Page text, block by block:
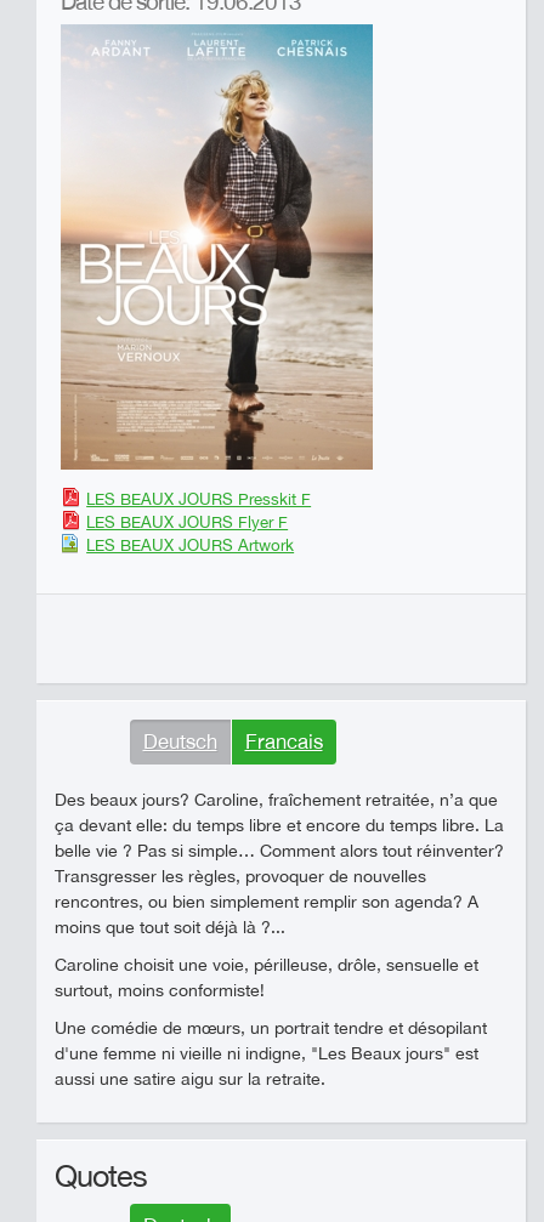
LES BEAUX JOURS Presskit F
LES BEAUX JOURS Flyer F
LES BEAUX JOURS Artwork
Deutsch Francais
Des beaux jours? Caroline, fraîchement retraitée, n’a que
ça devant elle: du temps libre et encore du temps libre. La
belle vie ? Pas si simple… Comment alors tout réinventer?
Transgresser les règles, provoquer de nouvelles
rencontres, ou bien simplement remplir son agenda? A
moins que tout soit déjà là ?...
Caroline choisit une voie, périlleuse, drôle, sensuelle et
surtout, moins conformiste!
Une comédie de mœurs, un portrait tendre et désopilant
d'une femme ni vieille ni indigne, "Les Beaux jours" est
aussi une satire aigu sur la retraite.
Quotes